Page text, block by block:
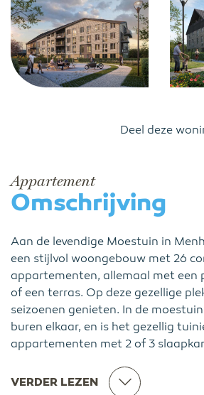
Deel deze
Appartement
Omschrijving
Aan de levendige Moestuin in
een stijlvol woongebouw met 26
appartementen, allemaal met een
of een terras. Op deze gezellige
seizoenen genieten. In de
buren elkaar, en is het gezellig
appartementen met 2 of 3
VERDER LEZEN